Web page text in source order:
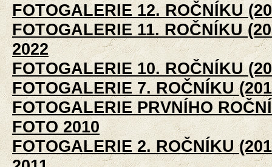
FOTOGALERIE 12. ROČNÍKU
FOTOGALERIE 11. ROČNÍKU
2022
FOTOGALERIE 10. ROČNÍKU
FOTOGALERIE 7. ROČNÍKU
FOTOGALERIE PRVNÍHO
FOTO 2010
FOTOGALERIE 2. ROČNÍKU